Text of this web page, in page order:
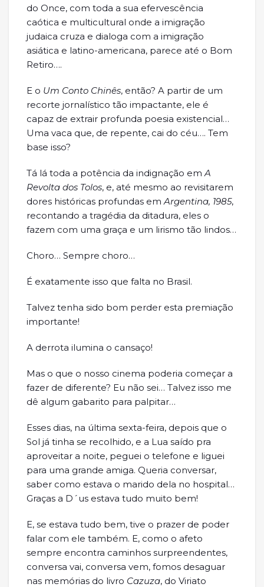
do Once, com toda a sua efervescência
caótica e multicultural onde a imigração
judaica cruza e dialoga com a imigração
asiática e latino-americana, parece até o Bom
Retiro….
E o Um Conto Chinês, então? A partir de um
recorte jornalístico tão impactante, ele é
capaz de extrair profunda poesia existencial…
Uma vaca que, de repente, cai do céu…. Tem
base isso?
Tá lá toda a potência da indignação em A
Revolta dos Tolos, e, até mesmo ao revisitarem
dores históricas profundas em Argentina, 1985,
recontando a tragédia da ditadura, eles o
fazem com uma graça e um lirismo tão lindos…
Choro… Sempre choro…
É exatamente isso que falta no Brasil.
Talvez tenha sido bom perder esta premiação
importante!
A derrota ilumina o cansaço!
Mas o que o nosso cinema poderia começar a
fazer de diferente? Eu não sei… Talvez isso me
dê algum gabarito para palpitar…
Esses dias, na última sexta-feira, depois que o
Sol já tinha se recolhido, e a Lua saído pra
aproveitar a noite, peguei o telefone e liguei
para uma grande amiga. Queria conversar,
saber como estava o marido dela no hospital…
Graças a D´us estava tudo muito bem!
E, se estava tudo bem, tive o prazer de poder
falar com ele também. E, como o afeto
sempre encontra caminhos surpreendentes,
conversa vai, conversa vem, fomos desaguar
nas memórias do livro Cazuza, do Viriato